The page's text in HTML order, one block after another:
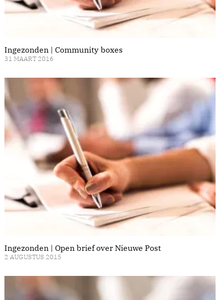
Ingezonden | Community boxes
31 MAART 2016
Ingezonden | Open brief over Nieuwe Post
2 AUGUSTUS 2015